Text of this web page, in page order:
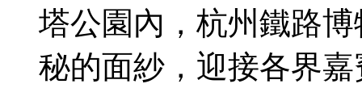
塔公園內，杭州鐵
秘的面紗，迎接各